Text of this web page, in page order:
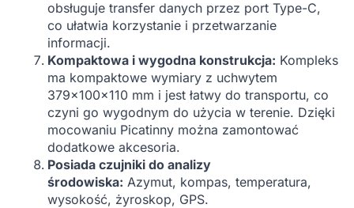
obsługuje transfer danych przez port Type-C,
co ułatwia korzystanie i przetwarzanie
informacji.
Kompaktowa i wygodna konstrukcja: Kompleks
ma kompaktowe wymiary z uchwytem
379x100x110 mm i jest łatwy do transportu, co
czyni go wygodnym do użycia w terenie. Dzięki
mocowaniu Picatinny można zamontować
dodatkowe akcesoria.
Posiada czujniki do analizy
środowiska: Azymut, kompas, temperatura,
wysokość, żyroskop, GPS.